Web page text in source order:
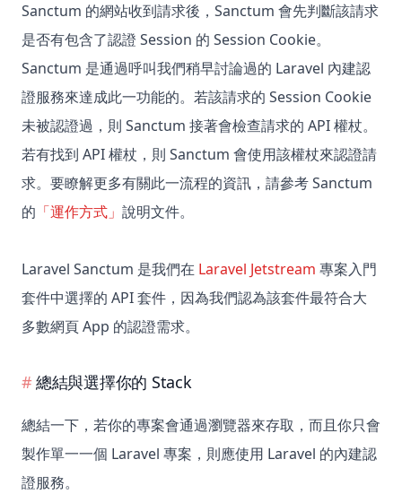
Sanctum 的網站收到請求後，Sanctum 會先判斷該請求
是否有包含了認證 Session 的 Session Cookie。
Sanctum 是通過呼叫我們稍早討論過的 Laravel 內建認
證服務來達成此一功能的。若該請求的 Session Cookie
未被認證過，則 Sanctum 接著會檢查請求的 API 權杖。
若有找到 API 權杖，則 Sanctum 會使用該權杖來認證請
求。要瞭解更多有關此一流程的資訊，請參考 Sanctum
的 「運作方式」 說明文件。
Laravel Sanctum 是我們在 Laravel Jetstream 專案入門
套件中選擇的 API 套件，因為我們認為該套件最符合大
多數網頁 App 的認證需求。
總結與選擇你的 Stack
總結一下，若你的專案會通過瀏覽器來存取，而且你只會
製作單一一個 Laravel 專案，則應使用 Laravel 的內建認
證服務。